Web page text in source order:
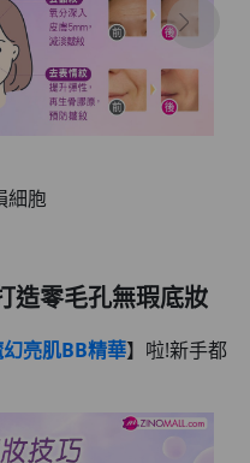
細胞
造零毛孔無瑕底妝
亮肌BB精華】啦!新手都